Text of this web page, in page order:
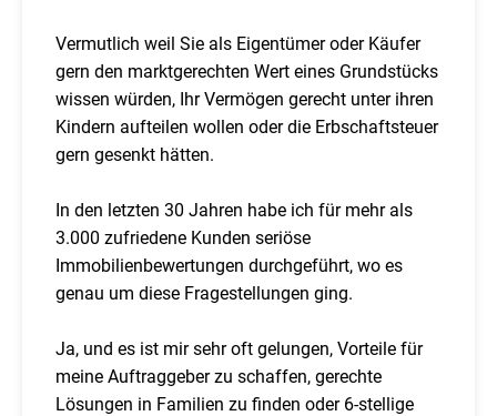
Vermutlich weil Sie als Eigentümer oder Käufer
gern den marktgerechten Wert eines Grundstücks
wissen würden, Ihr Vermögen gerecht unter ihren
Kindern aufteilen wollen oder die Erbschaftsteuer
gern gesenkt hätten.
In den letzten 30 Jahren habe ich für mehr als
3.000 zufriedene Kunden seriöse
Immobilienbewertungen durchgeführt, wo es
genau um diese Fragestellungen ging.
Ja, und es ist mir sehr oft gelungen, Vorteile für
meine Auftraggeber zu schaffen, gerechte
Lösungen in Familien zu finden oder 6-stellige